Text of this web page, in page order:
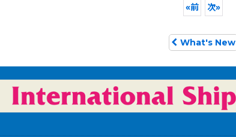
«前 次»
What's New